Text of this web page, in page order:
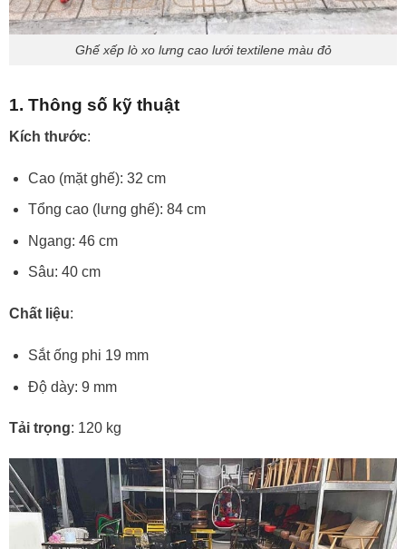
Ghế xếp lò xo lưng cao lưới textilene màu đỏ
1. Thông số kỹ thuật
Kích thước:
Cao (mặt ghế): 32 cm
Tổng cao (lưng ghế): 84 cm
Ngang: 46 cm
Sâu: 40 cm
Chất liệu:
Sắt ống phi 19 mm
Độ dày: 9 mm
Tải trọng: 120 kg